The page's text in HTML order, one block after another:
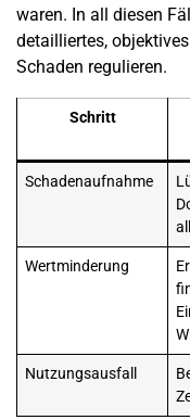
waren. In all diesen
detailliertes,
Schaden regulieren.
Schritt
Schadenaufnahme
Wertminderung
Nutzungsausfall